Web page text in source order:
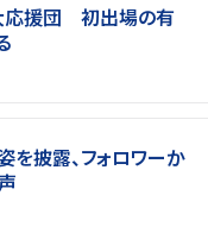
応援団 初出場の有
を披露、フォロワーか